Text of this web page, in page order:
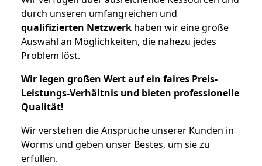
durch unseren umfangreichen und
qualifizierten Netzwerk haben wir eine große
Auswahl an Möglichkeiten, die nahezu jedes
Problem löst.
Wir legen großen Wert auf ein faires Preis-
Leistungs-Verhältnis und bieten professionelle
Qualität!
Wir verstehen die Ansprüche unserer Kunden in
Worms und geben unser Bestes, um sie zu
erfüllen.